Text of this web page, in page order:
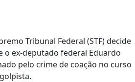
Tribunal Federal (STF) decide
o ex-deputado federal Eduardo
pelo crime de coação no curso